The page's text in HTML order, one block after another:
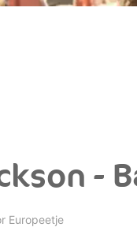
-
Europeetje